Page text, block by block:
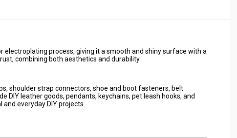
process, giving it a smooth and shiny surface with a
combining both aesthetics and durability.
shoulder strap connectors, shoe and boot fasteners, belt
DIY leather goods, pendants, keychains, pet leash hooks, and
everyday DIY projects.